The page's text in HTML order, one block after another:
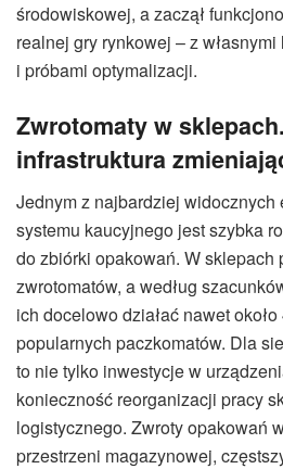
środowiskowej, a zaczął
realnej gry rynkowej – z
i próbami optymalizacji.
Zwrotomaty w
infrastruktura
Jednym z najbardziej
systemu kaucyjnego jest szybka
do zbiórki opakowań. W
zwrotomatów, a według
ich docelowo działać nawet
popularnych paczkomatów. Dla
to nie tylko inwestycje w
konieczność reorganizacji pracy
logistycznego. Zwroty opakowań
przestrzeni magazynowej,